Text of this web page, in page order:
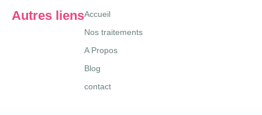
Autres liensAccueil
Nos traitements
A Propos
Blog
contact